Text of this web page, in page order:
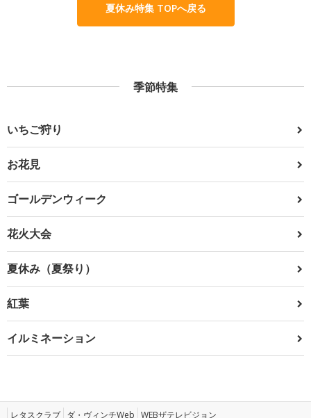
夏休み特集 TOPへ戻る
季節特集
いちご狩り
お花見
ゴールデンウィーク
花火大会
夏休み（夏祭り）
紅葉
イルミネーション
レタスクラブ ダ・ヴィンチWeb WEBザテレビジョン